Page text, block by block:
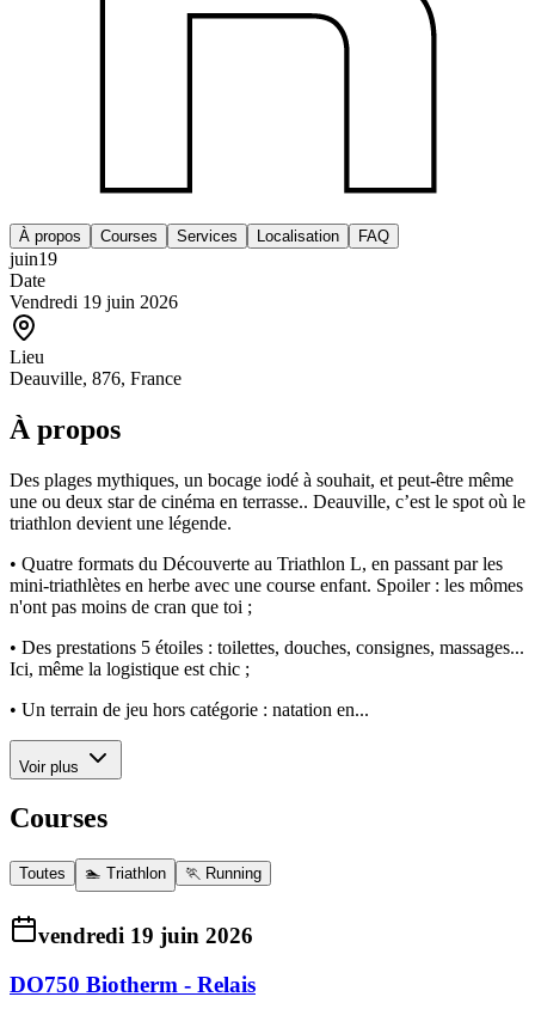
À propos Courses Services Localisation FAQ
juin19
Date
Vendredi 19 juin 2026
Lieu
Deauville, 876, France
À propos
Des plages mythiques, un bocage iodé à souhait, et peut-être même
une ou deux star de cinéma en terrasse.. Deauville, c’est le spot où le
triathlon devient une légende.
• Quatre formats du Découverte au Triathlon L, en passant par les
mini-triathlètes en herbe avec une course enfant. Spoiler : les mômes
n'ont pas moins de cran que toi ;
• Des prestations 5 étoiles : toilettes, douches, consignes, massages...
Ici, même la logistique est chic ;
• Un terrain de jeu hors catégorie : natation en...
Voir plus
Courses
Toutes 🏊 Triathlon 🏃 Running
vendredi 19 juin 2026
DO750 Biotherm - Relais